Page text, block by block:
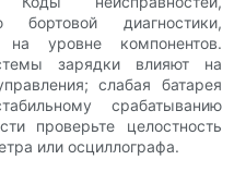
диагностики,
уровне компонентов.
зарядки влияют на
слабая батарея
срабатыванию
проверьте целостность
или осциллографа.